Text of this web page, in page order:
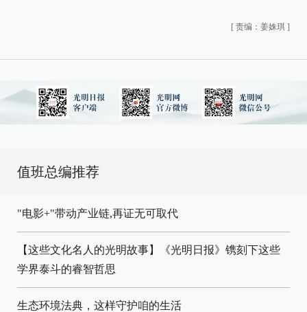
[ 责编：姜姝琪 ]
值班总编推荐
"电影+"带动产业链,再证无可取代
【这些文化名人的光明故事】《光明日报》镌刻下这些
学界泰斗的睿智哲思
生态环境法典，这样守护咱的生活